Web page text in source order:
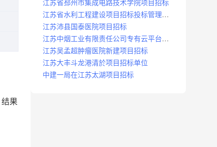
结果
江苏省邳州市集成电路技术学院项目招标
江苏省水利工程建设项目招标投标管理办
法
江苏沛县国泰医院项目招标
江苏中烟工业有限责任公司专有云平台扩
容项目招标
江苏吴孟超肿瘤医院新建项目招标
江苏大丰斗龙港清於项目招标单位
中建一局在江苏太湖项目招标